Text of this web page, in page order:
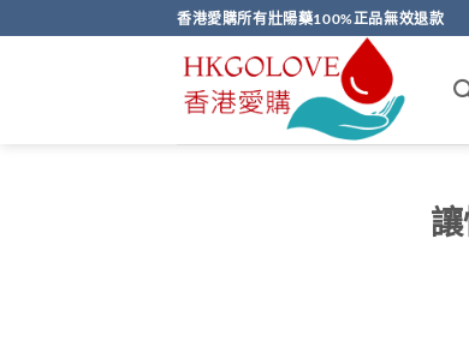
to
香港愛購所有壯陽藥100%正品無效退款